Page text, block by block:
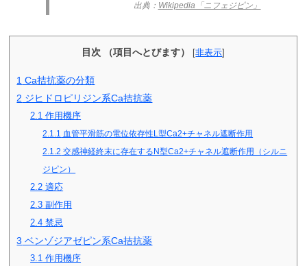
出典： Wikipedia「ニフェジピン」
目次 （項目へとびます） [非表示]
1 Ca拮抗薬の分類
2 ジヒドロピリジン系Ca拮抗薬
2.1 作用機序
2.1.1 血管平滑筋の電位依存性L型Ca2+チャネル遮断作用
2.1.2 交感神経終末に存在するN型Ca2+チャネル遮断作用（シルニ
ジピン）
2.2 適応
2.3 副作用
2.4 禁忌
3 ベンゾジアゼピン系Ca拮抗薬
3.1 作用機序